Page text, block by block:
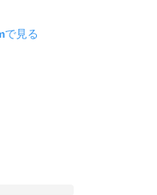
で見る